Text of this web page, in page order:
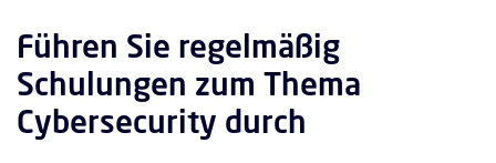
Führen Sie regelmäßig
Schulungen zum Thema
Cybersecurity durch